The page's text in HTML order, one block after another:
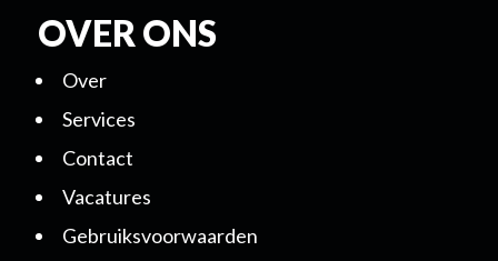
OVER ONS
Over
Services
Contact
Vacatures
Gebruiksvoorwaarden